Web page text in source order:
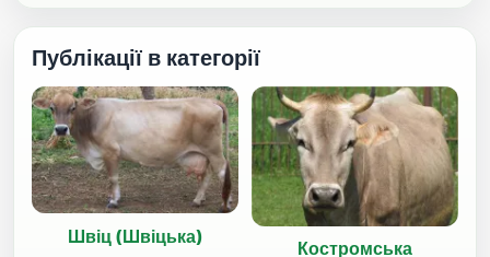
Публікації в категорії
Швіц (Швіцька)
Костромська